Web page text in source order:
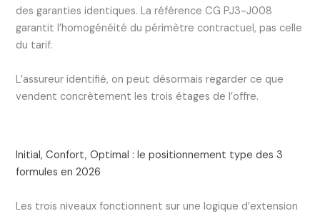
des garanties identiques. La référence CG PJ3-J008
garantit l’homogénéité du périmètre contractuel, pas celle
du tarif.
L’assureur identifié, on peut désormais regarder ce que
vendent concrètement les trois étages de l’offre.
Initial, Confort, Optimal : le positionnement type des 3
formules en 2026
Les trois niveaux fonctionnent sur une logique d’extension